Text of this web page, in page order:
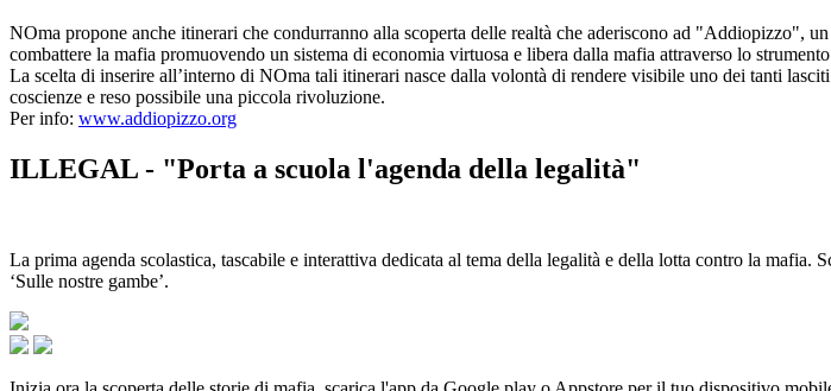
NOma propone anche itinerari che condurranno alla scoperta delle realtà che aderiscono ad "Addiopizzo",
combattere la mafia promuovendo un sistema di economia virtuosa e libera dalla mafia attraverso lo
La scelta di inserire all’interno di NOma tali itinerari nasce dalla volontà di rendere visibile uno dei tanti
coscienze e reso possibile una piccola rivoluzione.
Per info: www.addiopizzo.org
ILLEGAL - "Porta a scuola l'agenda della legalità"
La prima agenda scolastica, tascabile e interattiva dedicata al tema della legalità e della lotta contro la
‘Sulle nostre gambe’.